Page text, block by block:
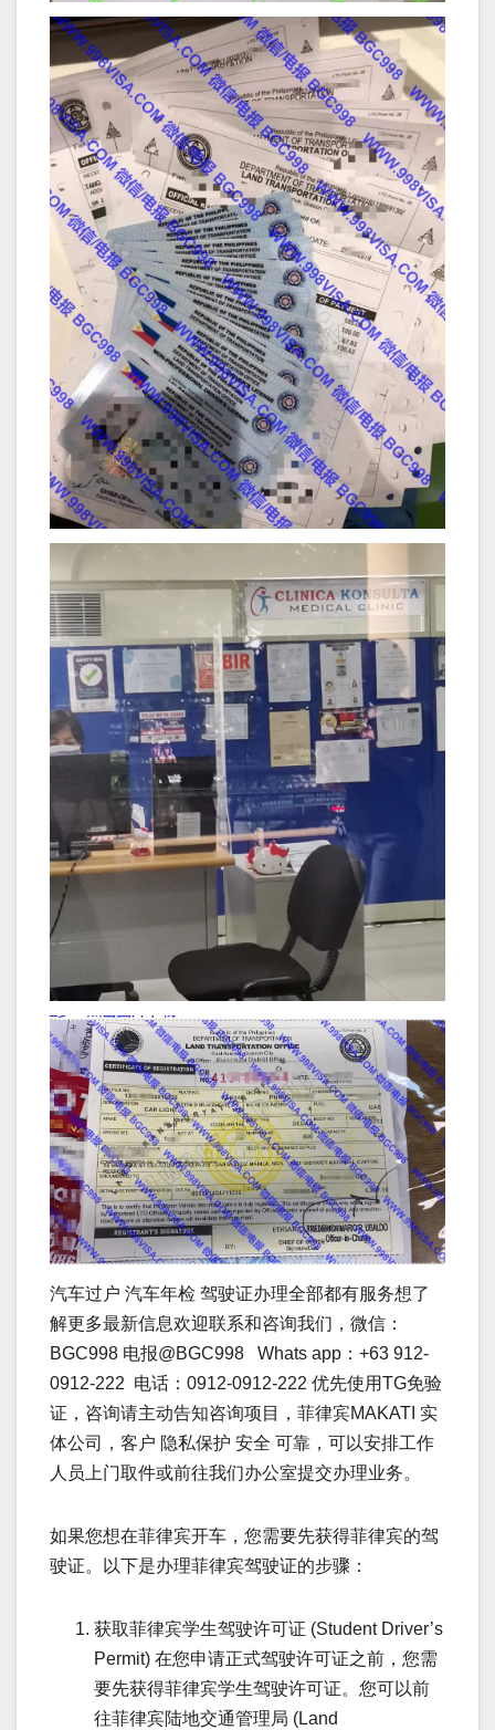
汽车过户 汽车年检 驾驶证办理全部都有服务想了
解更多最新信息欢迎联系和咨询我们，微信：
BGC998 电报@BGC998 Whats app：+63 912-
0912-222 电话：0912-0912-222 优先使用TG免验
证，咨询请主动告知咨询项目，菲律宾MAKATI 实
体公司，客户 隐私保护 安全 可靠，可以安排工作
人员上门取件或前往我们办公室提交办理业务。
如果您想在菲律宾开车，您需要先获得菲律宾的驾
驶证。以下是办理菲律宾驾驶证的步骤：
获取菲律宾学生驾驶许可证 (Student Driver’s
Permit) 在您申请正式驾驶许可证之前，您需
要先获得菲律宾学生驾驶许可证。您可以前
往菲律宾陆地交通管理局 (Land